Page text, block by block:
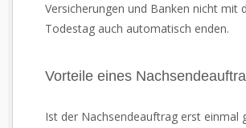
Versicherungen und Banken nicht mit
Todestag auch automatisch enden.
Vorteile eines
Ist der Nachsendeauftrag erst einmal